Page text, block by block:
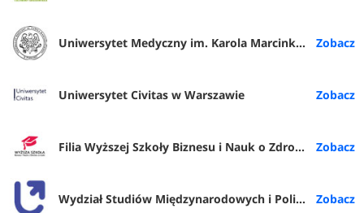
Uniwersytet Medyczny im. Karola Marcinkowskiego w Poznaniu
Uniwersytet Civitas w Warszawie
Filia Wyższej Szkoły Biznesu i Nauk o Zdrowiu w Rybniku
Wydział Studiów Międzynarodowych i Politologicznych UŁ